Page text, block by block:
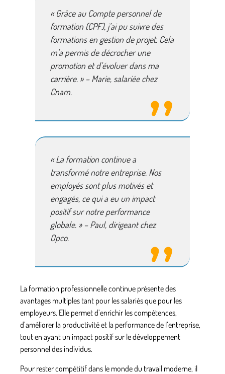
« Grâce au Compte personnel de
formation (CPF), j’ai pu suivre des
formations en gestion de projet. Cela
m’a permis de décrocher une
promotion et d’évoluer dans ma
carrière. » – Marie, salariée chez
Cnam.
« La formation continue a
transformé notre entreprise. Nos
employés sont plus motivés et
engagés, ce qui a eu un impact
positif sur notre performance
globale. » – Paul, dirigeant chez
Opco.
La formation professionnelle continue présente des
avantages multiples tant pour les salariés que pour les
employeurs. Elle permet d’enrichir les compétences,
d’améliorer la productivité et la performance de l’entreprise,
tout en ayant un impact positif sur le développement
personnel des individus.
Pour rester compétitif dans le monde du travail moderne, il